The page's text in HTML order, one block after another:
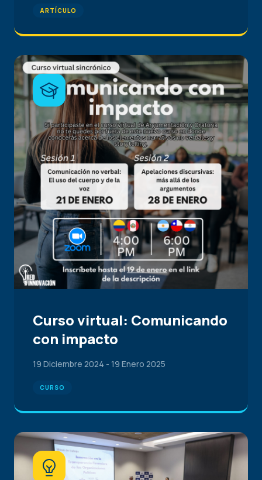
ARTÍCULO
Curso virtual: Comunicando
con impacto
19 Diciembre 2024 - 19 Enero 2025
CURSO